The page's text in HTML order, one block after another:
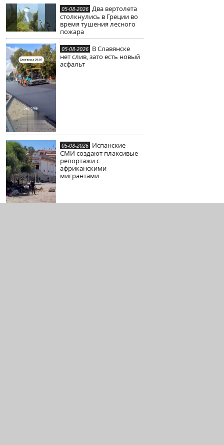
05-08-2026 Два вертолета
столкнулись в Греции во
время тушения лесного
пожара
05-08-2026 В Славянске
нет слив, зато есть новый
асфальт
05-08-2026 Испанские
СМИ создают плаксивые
репортажи с
африканскими
мигрантами